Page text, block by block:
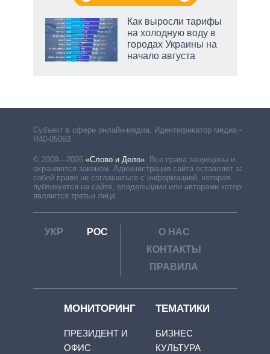
Как выросли тарифы
на холодную воду в
городах Украины на
начало августа
Субъект в сфере онлайн-медиа. Идентификатор медиа –
R40-05063
© 2009—2026 «Слово и Дело». Все права защищены и
охраняются законом. Администрация сайта оставляет за
собой право не соглашаться с информацией, которая
публикуется на сайте, владельцами или авторами которой
являются третьи лица.
УКР РОС
О НАС
КОНТАКТЫ
ПРАВИЛА
МОНИТОРИНГ
ПРЕЗИДЕНТ И
ОФИС
ТЕМАТИКИ
БИЗНЕС
КУЛЬТУРА